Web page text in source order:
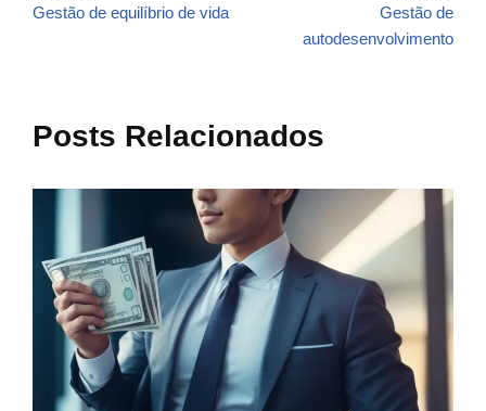
Gestão de equilíbrio de vida
Gestão de
autodesenvolvimento
Posts Relacionados